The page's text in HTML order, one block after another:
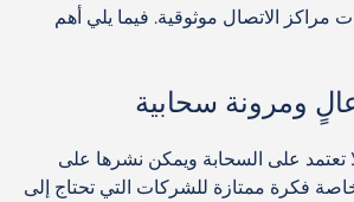
مراكز الاتصال موثوقية. فيما يلي أهم
ومرونة سحابية
تعتمد على السحابة ويمكن نشرها على
فكرة ممتازة للشركات التي تحتاج إلى